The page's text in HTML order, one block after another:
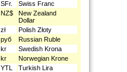
SFr.
Swiss Franc
NZ$
New Zealand
Dollar
zł
Polish Złoty
руб
Russian Ruble
kr
Swedish Krona
kr
Norwegian Krone
YTL
Turkish Lira